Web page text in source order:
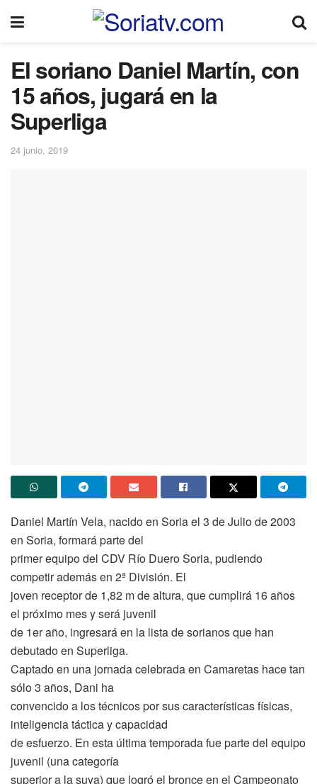
El soriano Daniel Martín, con
15 años, jugará en la
Superliga
24 junio, 2019
Daniel Martín Vela, nacido en Soria el 3 de Julio de 2003
en Soria, formará parte del
primer equipo del CDV Río Duero Soria, pudiendo
competir además en 2ª División. El
joven receptor de 1,82 m de altura, que cumplirá 16 años
el próximo mes y será juvenil
de 1er año, ingresará en la lista de sorianos que han
debutado en Superliga.
Captado en una jornada celebrada en Camaretas hace tan
sólo 3 años, Dani ha
convencido a los técnicos por sus características físicas,
inteligencia táctica y capacidad
de esfuerzo. En esta última temporada fue parte del equipo
juvenil (una categoría
superior a la suya) que logró el bronce en el Campeonato